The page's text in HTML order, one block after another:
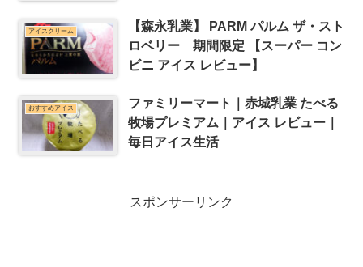
アイスクリーム
【森永乳業】 PARM パルム ザ・スト
ロベリー 期間限定 【スーパー コン
ビニ アイス レビュー】
おすすめアイス
ファミリーマート｜赤城乳業 たべる
牧場プレミアム｜アイス レビュー｜
毎日アイス生活
スポンサーリンク